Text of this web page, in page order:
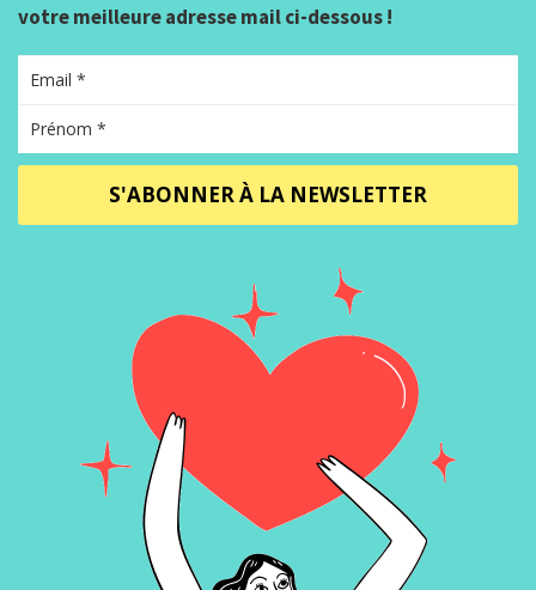
votre meilleure adresse mail ci-dessous !
S'ABONNER À LA NEWSLETTER